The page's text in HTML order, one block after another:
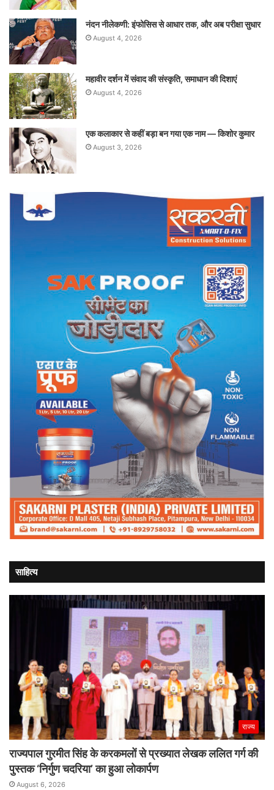
नंदन नीलेकणी: इंफोसिस से आधार तक, और अब परीक्षा सुधार
August 4, 2026
महावीर दर्शन में संवाद की संस्कृति, समाधान की दिशाएं
August 4, 2026
एक कलाकार से कहीं बड़ा बन गया एक नाम — किशोर कुमार
August 3, 2026
साहित्य
राज्य
राज्यपाल गुरमीत सिंह के करकमलों से प्रख्यात लेखक ललित गर्ग की
पुस्तक ‘निर्गुण चदरिया’ का हुआ लोकार्पण
August 6, 2026